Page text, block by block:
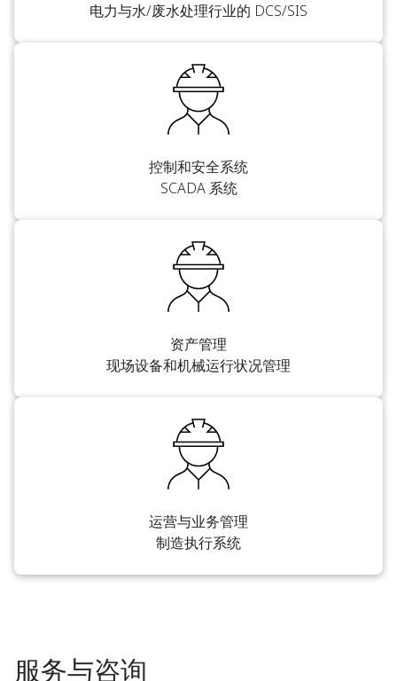
电力与水/废水处理行业的 DCS/SIS
控制和安全系统
SCADA 系统
资产管理
现场设备和机械运行状况管理
运营与业务管理
制造执行系统
服务与咨询